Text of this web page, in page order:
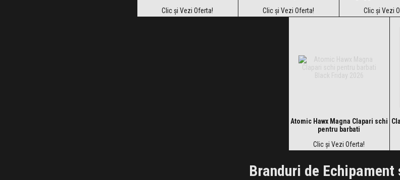
Clic și Vezi Oferta!
Clic și Vezi Oferta!
Clic și Vezi
Atomic Hawx Magna Clapari schi
pentru barbati
Clic și Vezi Oferta!
Branduri de